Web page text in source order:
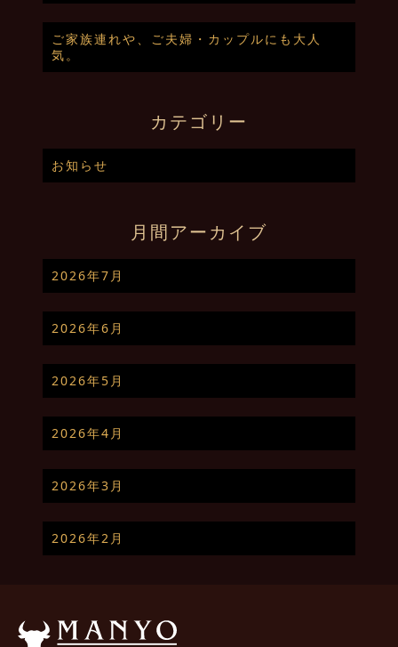
ご家族連れや、ご夫婦・カップルにも大人
気。
カテゴリー
お知らせ
月間アーカイブ
2026年7月
2026年6月
2026年5月
2026年4月
2026年3月
2026年2月